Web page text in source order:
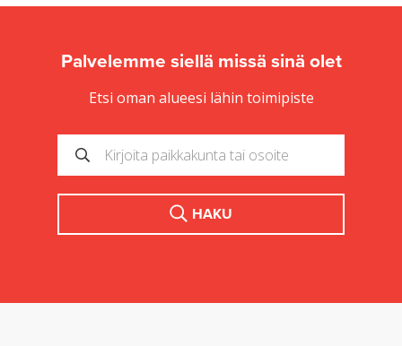
Palvelemme siellä missä sinä olet
Etsi oman alueesi lähin toimipiste
HAKU